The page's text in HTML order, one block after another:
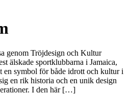
genom Tröjdesign och Kultur
älskade sportklubbarna i Jamaica,
en symbol för både idrott och kultur i
en rik historia och en unik design
I den här […]